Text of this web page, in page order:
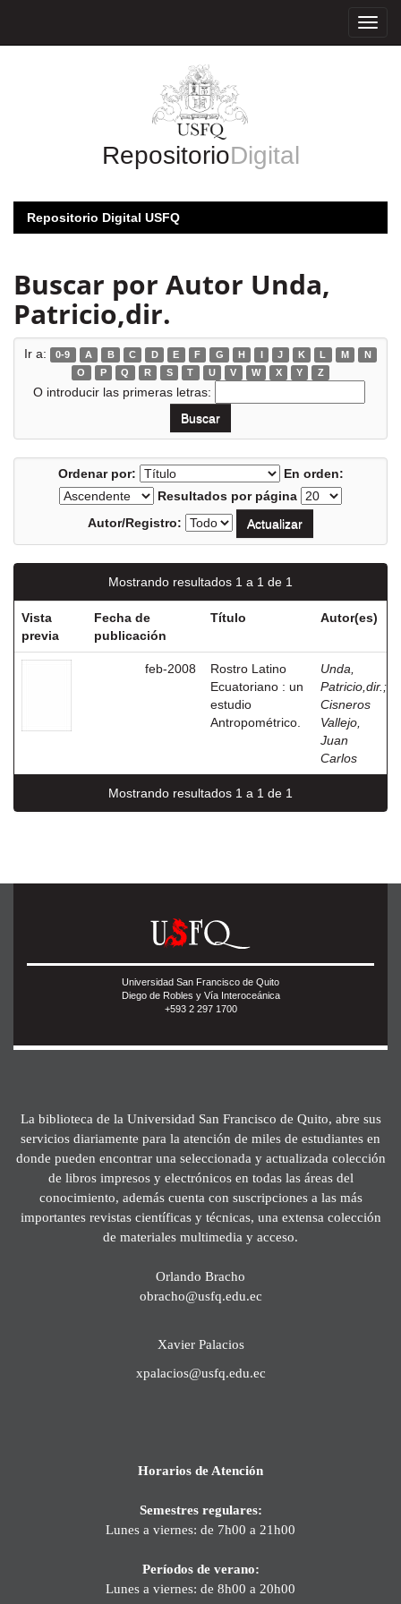
RepositorioDigital
Repositorio Digital USFQ
Buscar por Autor Unda,
Patricio,dir.
Ir a: 0-9 A B C D E F G H I J K L M
N
O
P Q R S T U V W X Y Z
O introducir las primeras letras:
Ordenar por:
En orden:
Resultados por página
Autor/Registro:
Mostrando resultados 1 a 1 de 1
Vista
previa
Fecha de
publicación
Título Autor(es)
feb-2008
Rostro Latino
Ecuatoriano : un
estudio
Antropométrico.
Unda,
Patricio,dir. ;
Cisneros
Vallejo,
Juan
Carlos
Mostrando resultados 1 a 1 de 1
Universidad San Francisco de Quito
Diego de Robles y Vía Interoceánica
+593 2 297 1700
La biblioteca de la Universidad San Francisco de Quito, abre sus
servicios diariamente para la atención de miles de estudiantes en
donde pueden encontrar una seleccionada y actualizada colección
de libros impresos y electrónicos en todas las áreas del
conocimiento, además cuenta con suscripciones a las más
importantes revistas científicas y técnicas, una extensa colección
de materiales multimedia y acceso.
Orlando Bracho
obracho@usfq.edu.ec
Xavier Palacios
xpalacios@usfq.edu.ec
Horarios de Atención
Semestres regulares:
Lunes a viernes: de 7h00 a 21h00
Períodos de verano:
Lunes a viernes: de 8h00 a 20h00